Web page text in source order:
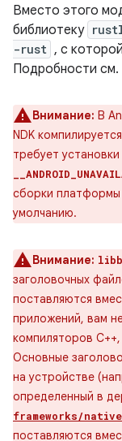
Вместо этого
библиотеку
-rust , с
Подробности см.
Внимание: В
NDK
требует
сборки платформы
умолчанию.
Внимание:
заголовочных
поставляются
приложений, вам
компиляторов C++,
Основные
на устройстве
определенный в
frameworks/
поставляются